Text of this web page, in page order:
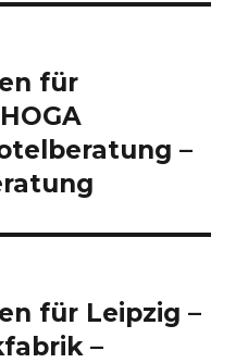
für
–
für Leipzig –
–